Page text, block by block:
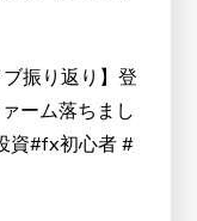
振り返り】登
ーム落ちまし
資#fx初心者 #